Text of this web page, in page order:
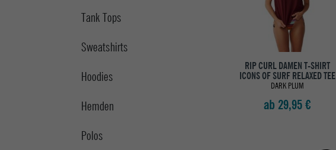
Tank Tops
Sweatshirts
Hoodies
Hemden
Polos
RIP CURL DAMEN T-SHIRT
ICONS OF SURF RELAXED TEE
DARK PLUM
ab 29,95 €